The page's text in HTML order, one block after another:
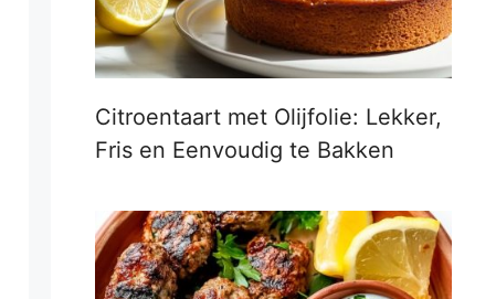
Citroentaart met Olijfolie: Lekker,
Fris en Eenvoudig te Bakken